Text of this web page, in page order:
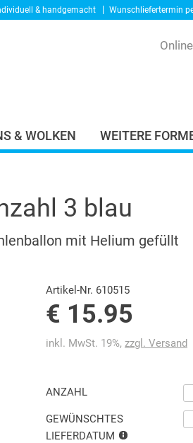
& handgemacht Wunschliefertermin
& WOLKEN WEITERE
3 blau
mit Helium gefüllt
Artikel-Nr. 610515
€ 15.95
inkl. MwSt. 19%, zzgl. Versand
ANZAHL
GEWÜNSCHTES
LIEFERDATUM